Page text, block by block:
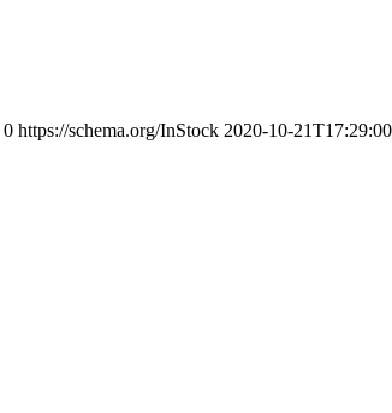
0 https://schema.org/InStock 2020-10-